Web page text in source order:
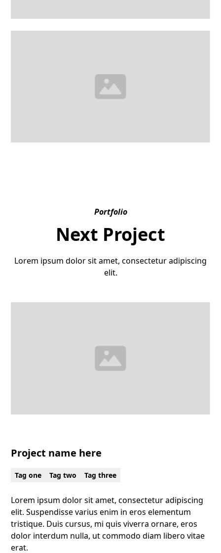
Portfolio
Next Project
Lorem ipsum dolor sit amet, consectetur adipiscing
elit.
Project name here
Tag one Tag two Tag three
Lorem ipsum dolor sit amet, consectetur adipiscing
elit. Suspendisse varius enim in eros elementum
tristique. Duis cursus, mi quis viverra ornare, eros
dolor interdum nulla, ut commodo diam libero vitae
erat.